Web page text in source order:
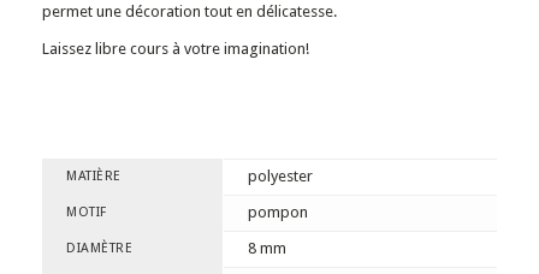
permet une décoration tout en délicatesse.
Laissez libre cours à votre imagination!
MATIÈRE polyester
MOTIF pompon
DIAMÈTRE 8 mm